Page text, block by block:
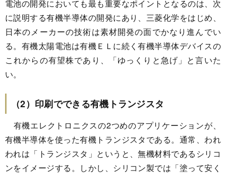
電池の開発においても最も重要なポイントとなるのは、次
に説明する有機半導体の開発にあり、三菱化学をはじめ、
日本のメーカーの技術は素材開発の面でかなり進んでい
る。有機太陽電池は有機ＥＬに続く有機半導体デバイスの
これからの有望株であり、「ゆっくりと急げ」と言いた
い。
（2）印刷でできる有機トランジスタ
有機エレクトロニクスの2つめのアプリケーションが、
有機半導体を使った有機トランジスタである。通常、われ
われは「トランジスタ」というと、無機材料であるシリコ
ンをイメージする。しかし、シリコン製では「塗って安く